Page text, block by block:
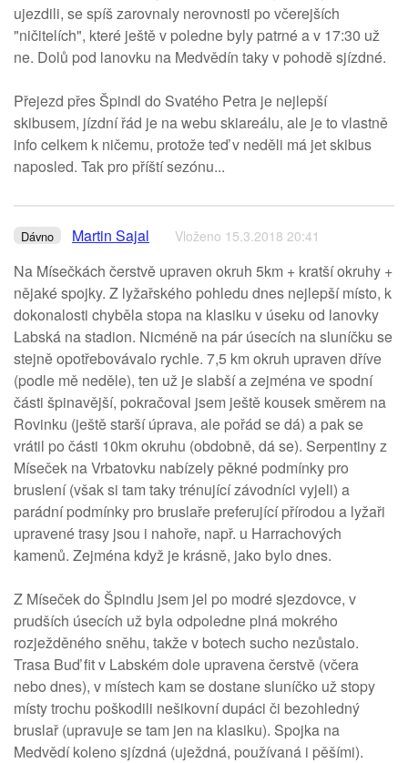
ujezdili, se spíš zarovnaly nerovnosti po včerejších
"ničitelích", které ještě v poledne byly patrné a v 17:30 už
ne. Dolů pod lanovku na Medvědín taky v pohodě sjízdné.
Přejezd přes Špindl do Svatého Petra je nejlepší
skibusem, jízdní řád je na webu skiareálu, ale je to vlastně
info celkem k ničemu, protože teď v neděli má jet skibus
naposled. Tak pro příští sezónu...
Dávno Martin Sajal Vloženo 15.3.2018 20:41
Na Mísečkách čerstvě upraven okruh 5km + kratší okruhy +
nějaké spojky. Z lyžařského pohledu dnes nejlepší místo, k
dokonalosti chyběla stopa na klasiku v úseku od lanovky
Labská na stadion. Nicméně na pár úsecích na sluníčku se
stejně opotřebovávalo rychle. 7,5 km okruh upraven dříve
(podle mě neděle), ten už je slabší a zejména ve spodní
části špinavější, pokračoval jsem ještě kousek směrem na
Rovinku (ještě starší úprava, ale pořád se dá) a pak se
vrátil po části 10km okruhu (obdobně, dá se). Serpentiny z
Míseček na Vrbatovku nabízely pěkné podmínky pro
bruslení (však si tam taky trénující závodníci vyjeli) a
parádní podmínky pro bruslaře preferující přírodou a lyžaři
upravené trasy jsou i nahoře, např. u Harrachových
kamenů. Zejména když je krásně, jako bylo dnes.
Z Míseček do Špindlu jsem jel po modré sjezdovce, v
prudších úsecích už byla odpoledne plná mokrého
rozježděného sněhu, takže v botech sucho nezůstalo.
Trasa Buď fit v Labském dole upravena čerstvě (včera
nebo dnes), v místech kam se dostane sluníčko už stopy
místy trochu poškodili nešikovní dupáci či bezohledný
bruslař (upravuje se tam jen na klasiku). Spojka na
Medvědí koleno sjízdná (uježdná, používaná i pěšími).